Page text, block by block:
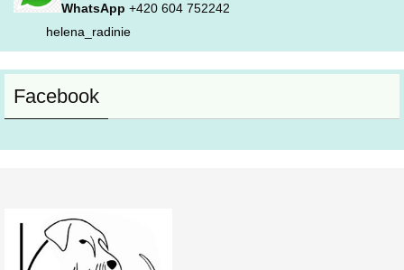
WhatsApp +420 604 752242
helena_radinie
Facebook